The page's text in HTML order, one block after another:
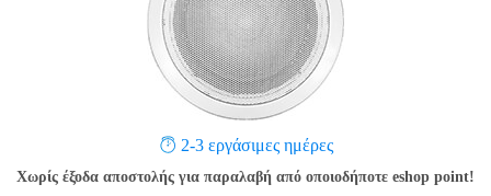
2-3 εργάσιμες ημέρες
Χωρίς έξοδα αποστολής για παραλαβή από οποιοδήποτε eshop point!